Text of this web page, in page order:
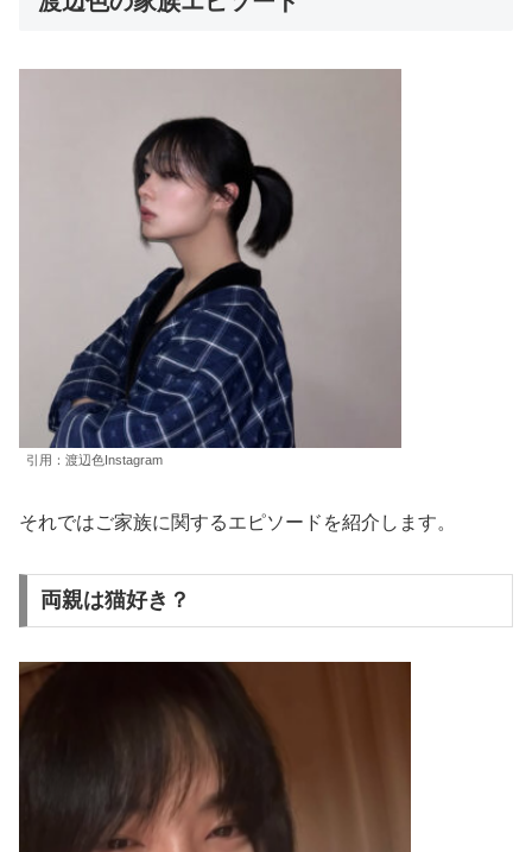
引用：渡辺色Instagram
それではご家族に関するエピソードを紹介します。
両親は猫好き？